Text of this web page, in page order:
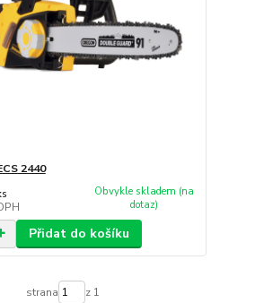
2440
Obvykle skladem (na
dotaz)
Přidat do košíku
strana z 1